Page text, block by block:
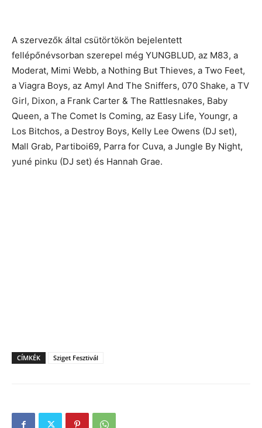
A szervezők által csütörtökön bejelentett
fellépőnévsorban szerepel még YUNGBLUD, az M83, a
Moderat, Mimi Webb, a Nothing But Thieves, a Two Feet,
a Viagra Boys, az Amyl And The Sniffers, 070 Shake, a TV
Girl, Dixon, a Frank Carter & The Rattlesnakes, Baby
Queen, a The Comet Is Coming, az Easy Life, Youngr, a
Los Bitchos, a Destroy Boys, Kelly Lee Owens (DJ set),
Mall Grab, Partiboi69, Parra for Cuva, a Jungle By Night,
yuné pinku (DJ set) és Hannah Grae.
CÍMKÉK Sziget Fesztivál